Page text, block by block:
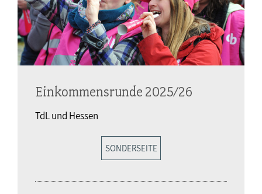
Einkommensrunde 2025/26
TdL und Hessen
SONDERSEITE